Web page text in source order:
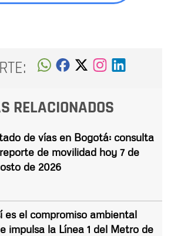
RELACIONADOS
de vías en Bogotá: consulta
de movilidad hoy 7 de
de 2026
es el compromiso ambiental
impulsa la Línea 1 del Metro de